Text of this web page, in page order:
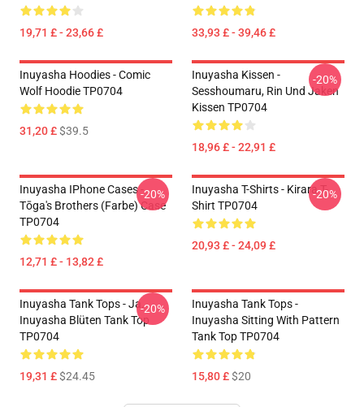
19,71 £ - 23,66 £ 33,93 £ - 39,46 £
Inuyasha Hoodies - Comic
Wolf Hoodie TP0704
31,20 £$39.5
Inuyasha Kissen -
Sesshoumaru, Rin Und Jaken
Kissen TP0704
18,96 £ - 22,91 £
-20%
Inuyasha IPhone Cases -
Tōga's Brothers (Farbe) Case
TP0704
12,71 £ - 13,82 £
-20%
Inuyasha T-Shirts - Kirara T-
Shirt TP0704
20,93 £ - 24,09 £
-20%
Inuyasha Tank Tops - Ja.
Inuyasha Blüten Tank Top
TP0704
19,31 £$24.45
-20%
Inuyasha Tank Tops -
Inuyasha Sitting With Pattern
Tank Top TP0704
15,80 £$20